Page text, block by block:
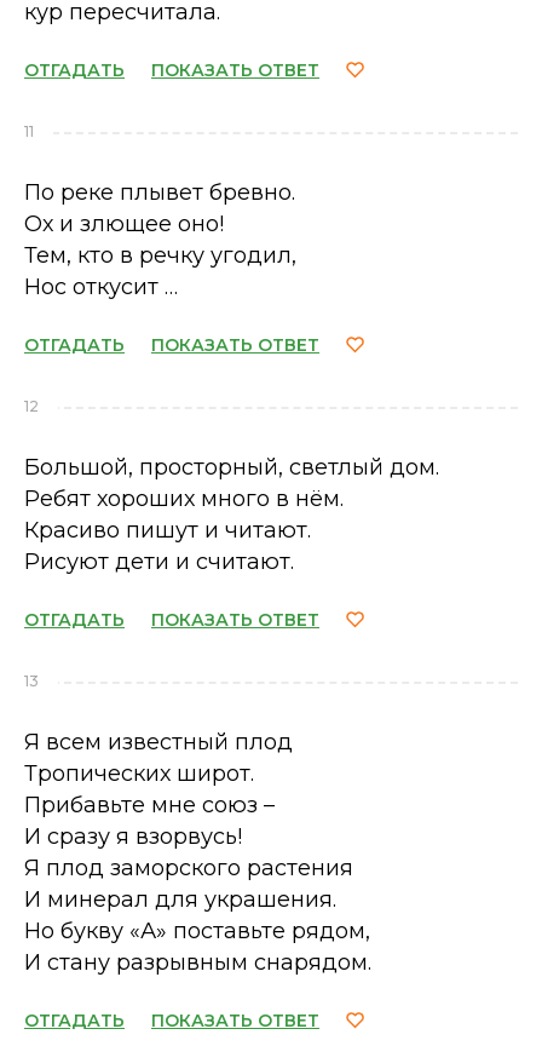
кур пересчитала.
ОТГАДАТЬ ПОКАЗАТЬ ОТВЕТ
11
По реке плывет бревно.
Ох и злющее оно!
Тем, кто в речку угодил,
Нос откусит …
ОТГАДАТЬ ПОКАЗАТЬ ОТВЕТ
12
Большой, просторный, светлый дом.
Ребят хороших много в нём.
Красиво пишут и читают.
Рисуют дети и считают.
ОТГАДАТЬ ПОКАЗАТЬ ОТВЕТ
13
Я всем известный плод
Тропических широт.
Прибавьте мне союз –
И сразу я взорвусь!
Я плод заморского растения
И минерал для украшения.
Но букву «А» поставьте рядом,
И стану разрывным снарядом.
ОТГАДАТЬ ПОКАЗАТЬ ОТВЕТ